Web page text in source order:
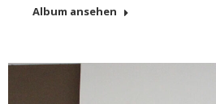
Album ansehen